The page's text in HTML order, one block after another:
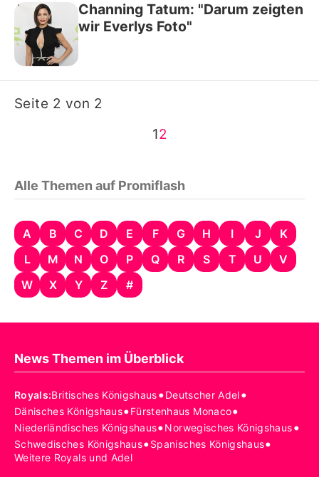
Channing Tatum: "Darum zeigten
wir Everlys Foto"
Seite 2 von 2
12
Alle Themen auf Promiflash
A B C D E F G H I J
K
L
M N O P Q R S T U
V
W
X Y Z #
News Themen im Überblick
Royals:Britisches Königshaus•Deutscher Adel•
Dänisches Königshaus•Fürstenhaus Monaco•
Niederländisches Königshaus•Norwegisches Königshaus•
Schwedisches Königshaus•Spanisches Königshaus•
Weitere Royals und Adel